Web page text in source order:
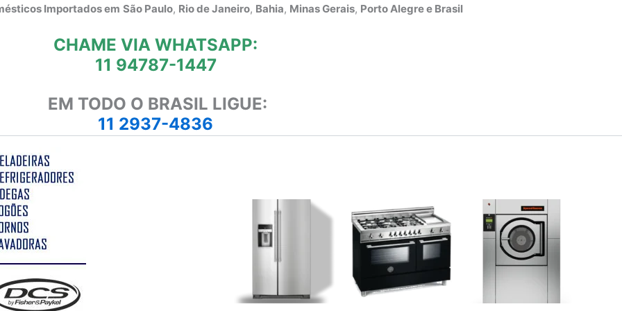
Importados em São Paulo, Rio de Janeiro, Bahia, Minas Gerais, Porto Alegre e Brasil
CHAME VIA WHATSAPP:
11 94787-1447
EM TODO O BRASIL LIGUE:
11 2937-4836